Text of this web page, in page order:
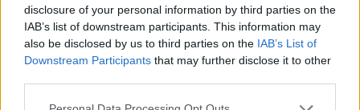
disclosure of your personal information by third parties on the
IAB’s list of downstream participants. This information may
also be disclosed by us to third parties on the IAB’s List of
Downstream Participants that may further disclose it to other
Please note that this website/app uses one or more Google
Ukrán Nemzetiségi Önkormányzata vagy a Beregszászi
Városi Ukrán Népszínház. A MOKK munkáját a Szabadtéri
Néprajzi Múzeum Szellemi Kulturális Örökség Igazgatósága
szakmai tanácsokkal és szakértéssel segíti.